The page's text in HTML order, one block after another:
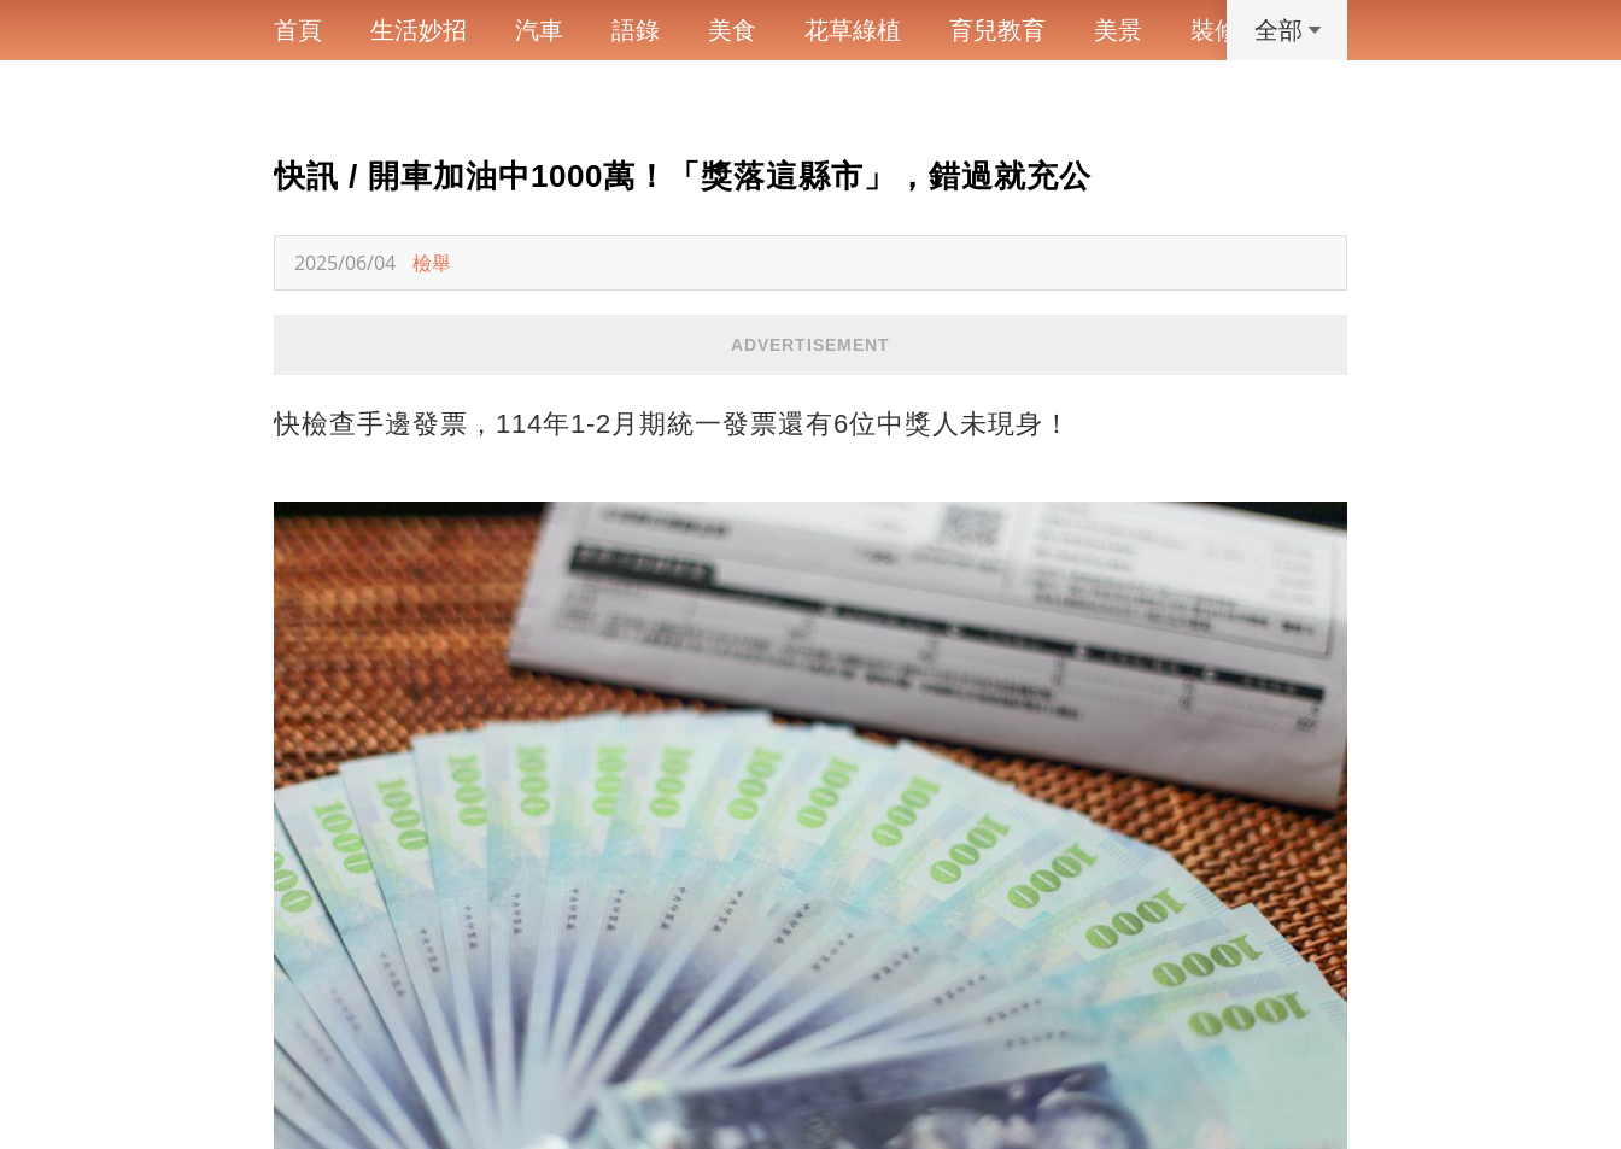
首頁 生活妙招 汽車 語錄 美食 花草綠植 育兒教育 美景 裝修 寵物
全部
快訊 / 開車加油中1000萬！「獎落這縣市」，錯過就充公
2025/06/04 檢舉
ADVERTISEMENT
快檢查手邊發票，114年1-2月期統一發票還有6位中獎人未現身！